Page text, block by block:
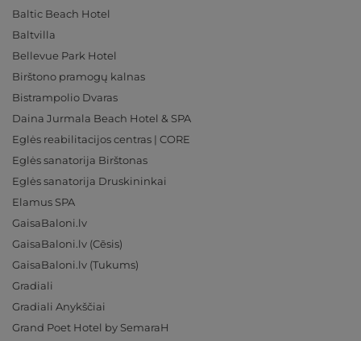
Baltic Beach Hotel
Baltvilla
Bellevue Park Hotel
Birštono pramogų kalnas
Bistrampolio Dvaras
Daina Jurmala Beach Hotel & SPA
Eglės reabilitacijos centras | CORE
Eglės sanatorija Birštonas
Eglės sanatorija Druskininkai
Elamus SPA
GaisaBaloni.lv
GaisaBaloni.lv (Cēsis)
GaisaBaloni.lv (Tukums)
Gradiali
Gradiali Anykščiai
Grand Poet Hotel by SemaraH